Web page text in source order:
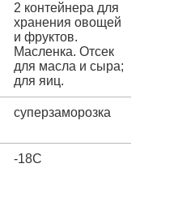
2 контейнера для
хранения овощей
и фруктов.
Масленка. Отсек
для масла и сыра;
для яиц.
суперзаморозка
-18C